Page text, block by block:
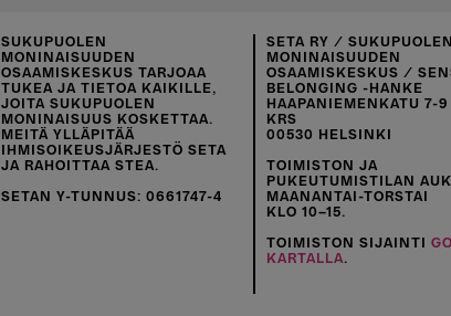
SUKUPUOLEN
MONINAISUUDEN
OSAAMISKESKUS TARJOAA
TUKEA JA TIETOA KAIKILLE,
JOITA SUKUPUOLEN
MONINAISUUS KOSKETTAA.
MEITÄ YLLÄPITÄÄ
IHMISOIKEUSJÄRJESTÖ SETA
JA RAHOITTAA STEA.
SETAN Y-TUNNUS: 0661747-4
SETA RY / SUKUPUOLEN
MONINAISUUDEN
OSAAMISKESKUS /
BELONGING -HANKE
HAAPANIEMENKATU 7-9
KRS
00530 HELSINKI
TOIMISTON JA
PUKEUTUMISTILAN
MAANANTAI-TORSTAI
KLO 10–15.
TOIMISTON SIJAINTI
KARTALLA.